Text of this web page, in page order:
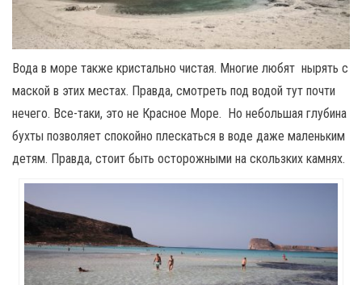
Вода в море также кристально чистая. Многие любят нырять с
маской в этих местах. Правда, смотреть под водой тут почти
нечего. Все-таки, это не Красное Море. Но небольшая глубина
бухты позволяет спокойно плескаться в воде даже маленьким
детям. Правда, стоит быть осторожными на скользких камнях.